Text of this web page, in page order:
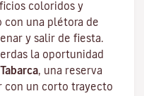
coloridos y
con una plétora de
y salir de fiesta.
la oportunidad
, una reserva
con un corto trayecto